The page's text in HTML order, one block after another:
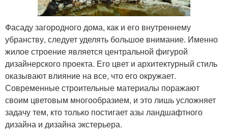
Фасаду загородного дома, как и его внутреннему
убранству, следует уделять большое внимание. Именно
жилое строение является центральной фигурой
дизайнерского проекта. Его цвет и архитектурный стиль
оказывают влияние на все, что его окружает.
Современные строительные материалы поражают
своим цветовым многообразием, и это лишь усложняет
задачу тем, кто только постигает азы ландшафтного
дизайна и дизайна экстерьера.